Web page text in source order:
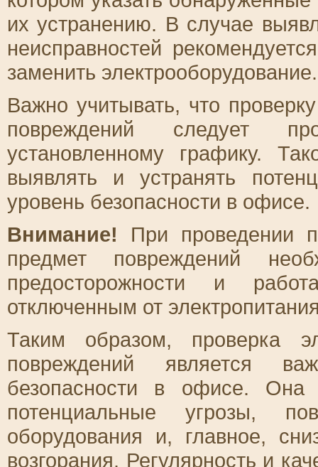
их устранению. В случае
неисправностей
заменить электрооборудование.
Важно учитывать, что
повреждений следует
установленному графику.
выявлять и устранять
уровень безопасности в офисе.
Внимание! При проведении
предмет повреждений
предосторожности и
отключенным от
Таким образом, проверка
повреждений является
безопасности в офисе. Она
потенциальные угрозы,
оборудования и, главное,
возгорания. Регулярность и